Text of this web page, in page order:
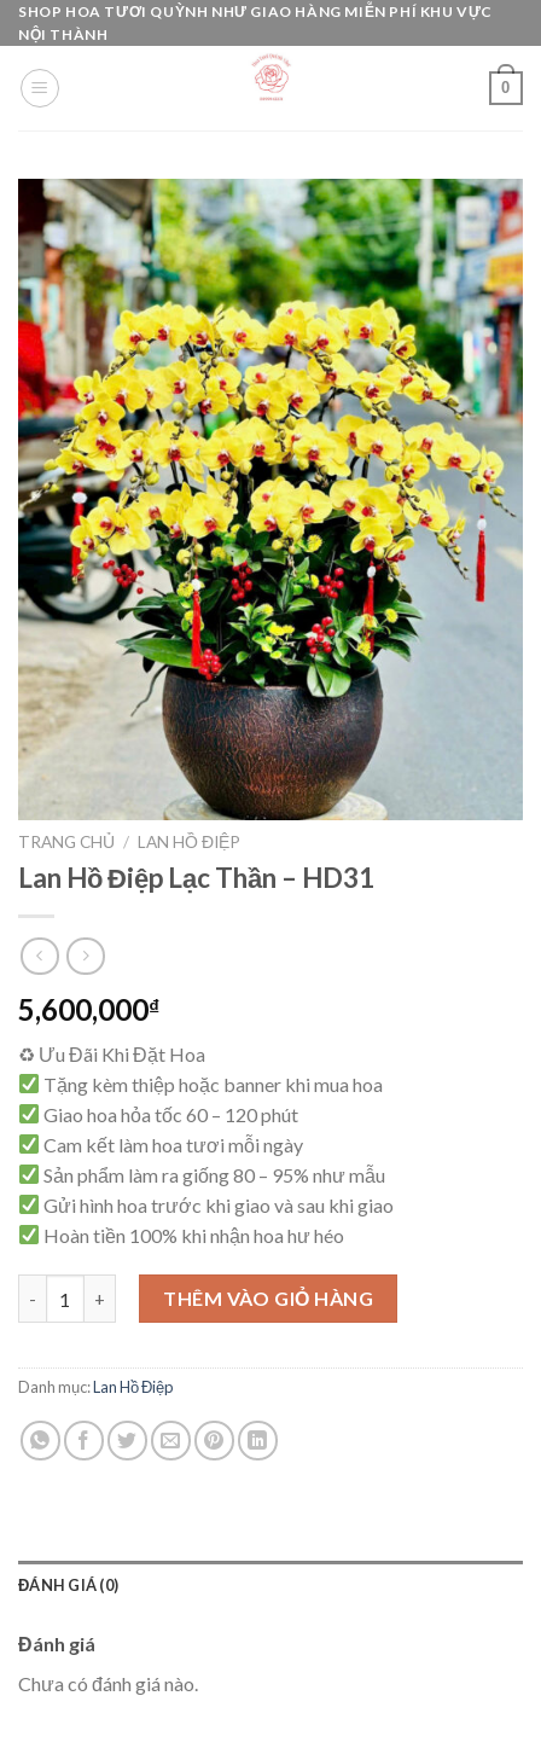
Skip
to
content
SHOP HOA TƯƠI QUỲNH NHƯ GIAO HÀNG MIỄN PHÍ KHU VỰC
NỘI THÀNH
0
TRANG CHỦ / LAN HỒ ĐIỆP
Lan Hồ Điệp Lạc Thần – HD31
5,600,000₫
♻ Ưu Đãi Khi Đặt Hoa
Tặng kèm thiệp hoặc banner khi mua hoa
Giao hoa hỏa tốc 60 – 120 phút
Cam kết làm hoa tươi mỗi ngày
Sản phẩm làm ra giống 80 – 95% như mẫu
Gửi hình hoa trước khi giao và sau khi giao
Hoàn tiền 100% khi nhận hoa hư héo
Lan Hồ Điệp Lạc Thần – HD31 số lượng
THÊM VÀO GIỎ HÀNG
Danh mục:Lan Hồ Điệp
ĐÁNH GIÁ (0)
Đánh giá
Chưa có đánh giá nào.